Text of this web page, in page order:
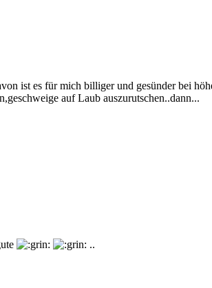
ist es für mich billiger und gesünder bei
auf Laub auszurutschen..dann...
..